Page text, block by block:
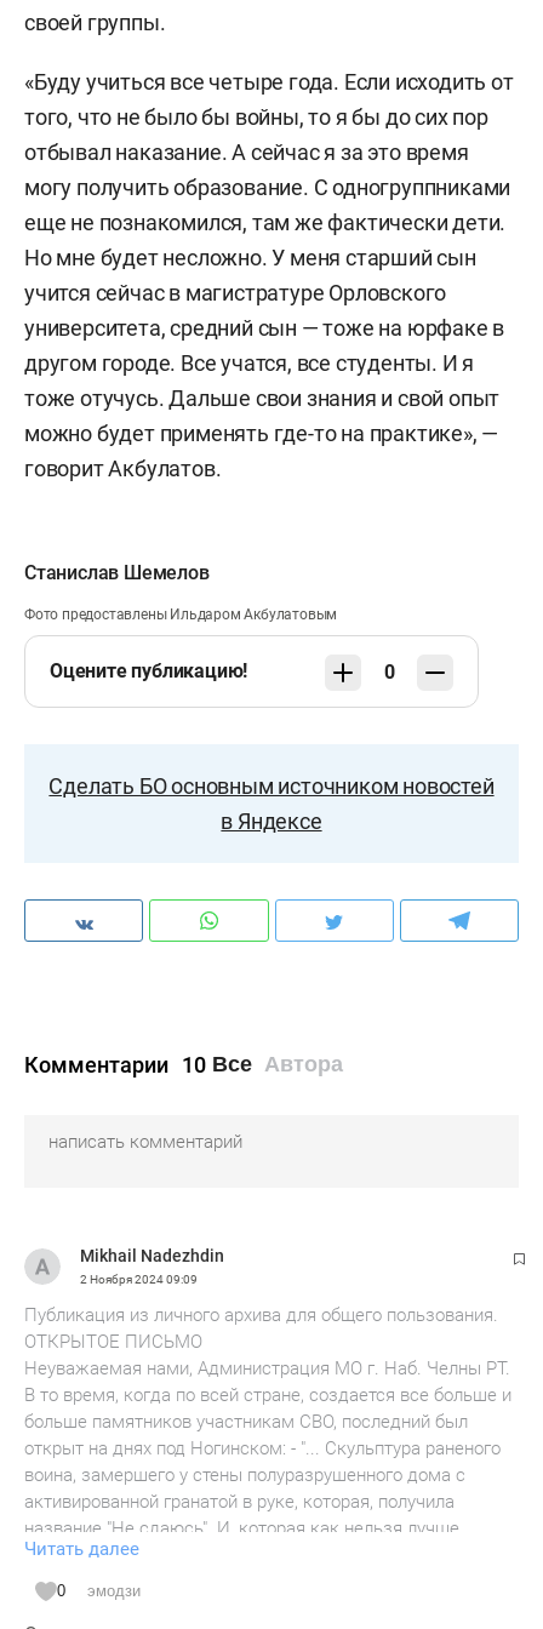
своей группы.
«Буду учиться все четыре года. Если исходить от
того, что не было бы войны, то я бы до сих пор
отбывал наказание. А сейчас я за это время
могу получить образование. С одногруппниками
еще не познакомился, там же фактически дети.
Но мне будет несложно. У меня старший сын
учится сейчас в магистратуре Орловского
университета, средний сын — тоже на юрфаке в
другом городе. Все учатся, все студенты. И я
тоже отучусь. Дальше свои знания и свой опыт
можно будет применять где-то на практике», —
говорит Акбулатов.
Станислав Шемелов
Фото предоставлены Ильдаром Акбулатовым
Оцените публикацию! 0
Сделать БО основным источником новостей
в Яндексе
Комментарии 10 Все Автора
Mikhail Nadezhdin
2 Ноября 202409:09
Публикация из личного архива для общего пользования.
ОТКРЫТОЕ ПИСЬМО
Неуважаемая нами, Администрация МО г. Наб. Челны РТ.
В то время, когда по всей стране, создается все больше и
больше памятников участникам СВО, последний был
открыт на днях под Ногинском: - "... Скульптура раненого
воина, замершего у стены полуразрушенного дома с
активированной гранатой в руке, которая, получила
название "Не сдаюсь". И, которая как нельзя лучше
смогла донести собой стойкость, несгибаемый дух и
отвагу русского воина, который прямо сейчас, ценой
своей жизни, идёт вперёд, метр за метром отбивая
Читать далее
0 эмодзи